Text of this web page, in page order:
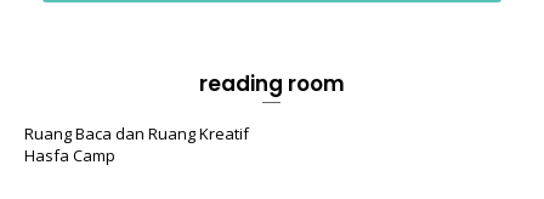
reading room
Ruang Baca dan Ruang Kreatif
Hasfa Camp